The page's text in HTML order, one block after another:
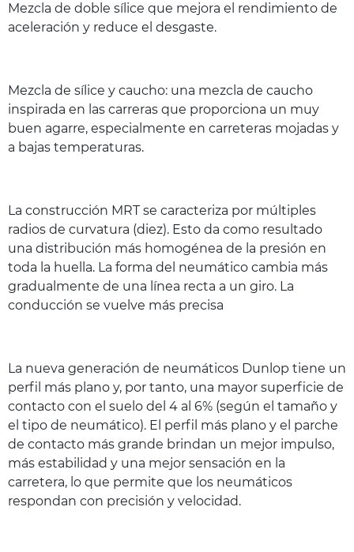
Mezcla de doble sílice que mejora el rendimiento de
aceleración y reduce el desgaste.
Mezcla de sílice y caucho: una mezcla de caucho
inspirada en las carreras que proporciona un muy
buen agarre, especialmente en carreteras mojadas y
a bajas temperaturas.
La construcción MRT se caracteriza por múltiples
radios de curvatura (diez). Esto da como resultado
una distribución más homogénea de la presión en
toda la huella. La forma del neumático cambia más
gradualmente de una línea recta a un giro. La
conducción se vuelve más precisa
La nueva generación de neumáticos Dunlop tiene un
perfil más plano y, por tanto, una mayor superficie de
contacto con el suelo del 4 al 6% (según el tamaño y
el tipo de neumático). El perfil más plano y el parche
de contacto más grande brindan un mejor impulso,
más estabilidad y una mejor sensación en la
carretera, lo que permite que los neumáticos
respondan con precisión y velocidad.